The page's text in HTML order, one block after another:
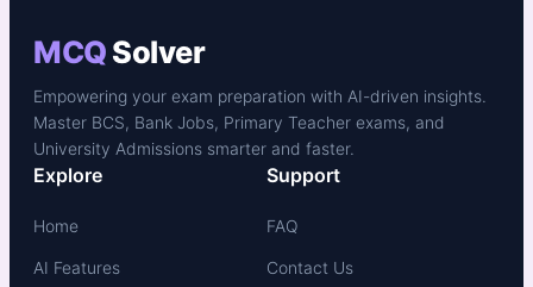
MCQSolver
Empowering your exam preparation with AI-driven insights.
Master BCS, Bank Jobs, Primary Teacher exams, and
University Admissions smarter and faster.
Explore
Home
AI Features
Support
FAQ
Contact Us